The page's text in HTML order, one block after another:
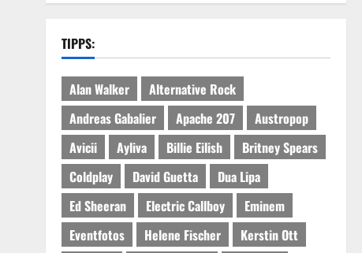
TIPPS:
Alan Walker
Alternative Rock
Andreas Gabalier
Apache 207
Austropop
Avicii
Ayliva Billie Eilish
Britney Spears
Coldplay
David Guetta
Dua Lipa
Ed Sheeran
Electric Callboy
Eminem
Eventfotos
Helene Fischer
Kerstin Ott